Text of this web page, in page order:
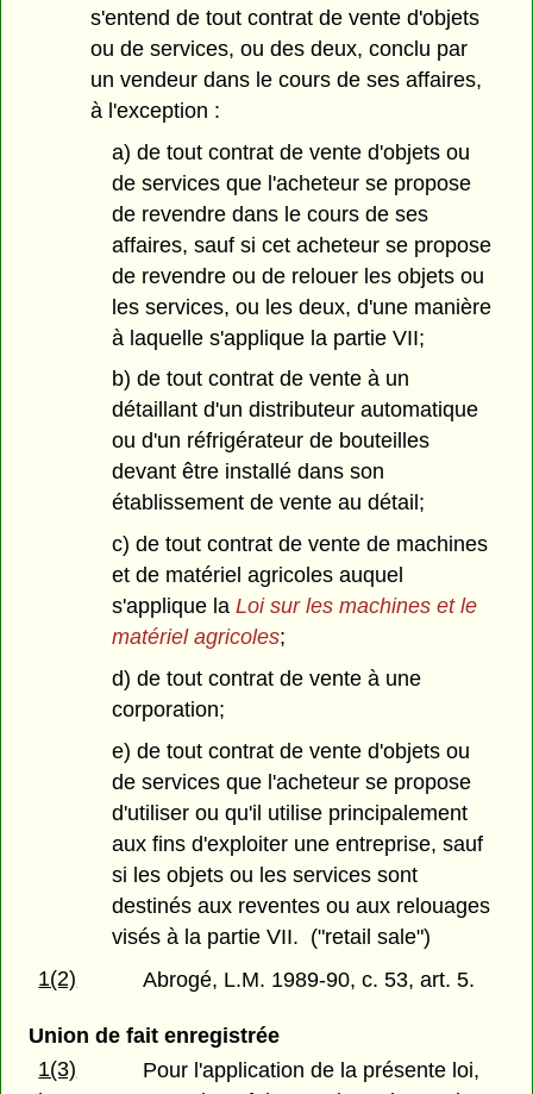
s'entend de tout contrat de vente d'objets
ou de services, ou des deux, conclu par
un vendeur dans le cours de ses affaires,
à l'exception :
a) de tout contrat de vente d'objets ou
de services que l'acheteur se propose
de revendre dans le cours de ses
affaires, sauf si cet acheteur se propose
de revendre ou de relouer les objets ou
les services, ou les deux, d'une manière
à laquelle s'applique la partie VII;
b) de tout contrat de vente à un
détaillant d'un distributeur automatique
ou d'un réfrigérateur de bouteilles
devant être installé dans son
établissement de vente au détail;
c) de tout contrat de vente de machines
et de matériel agricoles auquel
s'applique la Loi sur les machines et le
matériel agricoles;
d) de tout contrat de vente à une
corporation;
e) de tout contrat de vente d'objets ou
de services que l'acheteur se propose
d'utiliser ou qu'il utilise principalement
aux fins d'exploiter une entreprise, sauf
si les objets ou les services sont
destinés aux reventes ou aux relouages
visés à la partie VII. ("retail sale")
1(2)
Abrogé, L.M. 1989-90, c. 53, art. 5.
Union de fait enregistrée
1(3)
Pour l'application de la présente loi,